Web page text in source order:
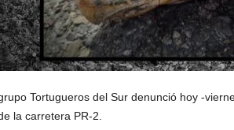
Tortugueros del Sur denunció hoy -
la carretera PR-2.